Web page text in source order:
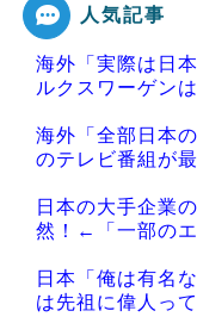
Powered by
人気記事
海外「実際は日
ルクスワーゲン
海外「全部日本
のテレビ番組が
日本の大手企業
然！←「一部の
日本「俺は有名
は先祖に偉人っ